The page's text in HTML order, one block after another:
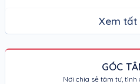
Xem tất
GÓC
Nơi chia sẻ tâm tư,